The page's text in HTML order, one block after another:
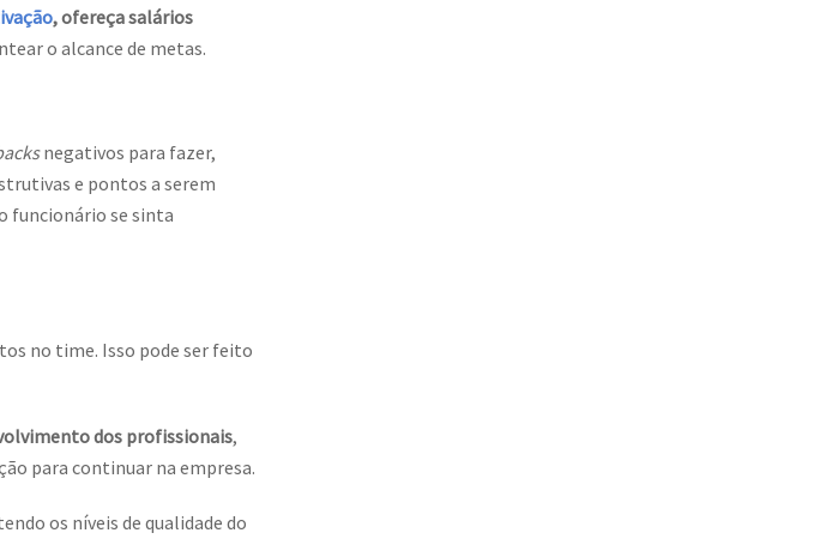
, ofereça salários
o alcance de metas.
negativos para fazer,
e pontos a serem
funcionário se sinta
no time. Isso pode ser feito
dos profissionais,
para continuar na empresa.
os níveis de qualidade do